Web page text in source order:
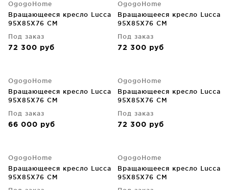
OgogoHome
Вращающееся кресло Lucca
95X85X76 CM
Под заказ
72 300 руб
OgogoHome
Вращающееся кресло Lucca
95X85X76 CM
Под заказ
72 300 руб
OgogoHome
Вращающееся кресло Lucca
95X85X76 CM
Под заказ
66 000 руб
OgogoHome
Вращающееся кресло Lucca
95X85X76 CM
Под заказ
72 300 руб
OgogoHome
Вращающееся кресло Lucca
95X85X76 CM
OgogoHome
Вращающееся кресло Lucca
95X85X76 CM